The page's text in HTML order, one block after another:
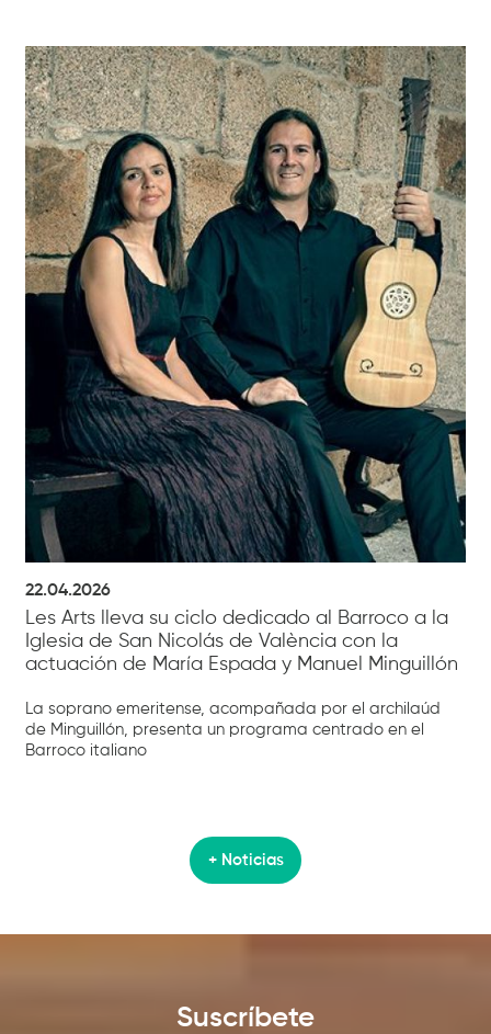
22.04.2026
Les Arts lleva su ciclo dedicado al Barroco a la
Iglesia de San Nicolás de València con la
actuación de María Espada y Manuel Minguillón
La soprano emeritense, acompañada por el archilaúd
de Minguillón, presenta un programa centrado en el
Barroco italiano
+ Noticias
Suscríbete